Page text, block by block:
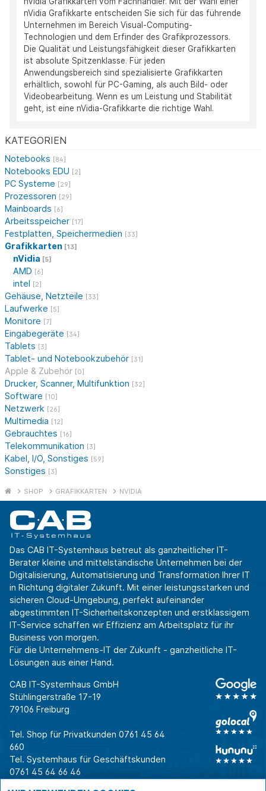
KATEGORIEN
Notebooks [84]
Notebooks EDU [2]
PC Systeme [29]
Prozessoren [29]
Mainboards [6]
Arbeitsspeicher [17]
Festplatten, Speichermedien [33]
Grafikkarten [13]
nVidia [5]
AMD [6]
intel [2]
Gehäuse, Netzteile [33]
Laufwerke [5]
Monitore [7]
Eingabegeräte [34]
Tablets [3]
Tablet- und Notebookzubehör [31]
Apple & Zubehör [0]
Drucker, Scanner, Multifunktion [32]
Software [10]
Netzwerk [26]
Multimedia [12]
Gebrauchtes [16]
Telekommunikation [3]
Kabel, I/O, Sonstiges [59]
Sonstiges [3]
nVidia Grafikkarte entscheiden Sie sich für das führende
Unternehmen im Bereich Visual-Computing-
Technologien und dem Erfinder des Grafikprozessors.
Die Qualität und Leistungsfähigkeit dieser Grafikkarten
ist absolute Spitzenklasse. Für jeden
Anwendungsbereich sind spezialisierte Grafikkarten
erhältlich, sowohl für PC-Gaming, als auch Bild- oder
Videobearbeitung. Wenn es um Leistung und Stabilität
geht, ist eine nVidia-Grafikkarte die richtige Wahl.
SHOP GRAFIKKARTEN NVIDIA
Das CAB IT-Systemhaus betreut als ganzheitlicher IT-
Berater kleine und mittelständische Unternehmen bei der
Digitalisierung, Automatisierung und Transformation Ihrer IT
in Richtung digitaler Zukunft. Mit einer leistungsstarken und
sicheren Cloud-Umgebung, perfekt aufeinander
abgestimmten IT-Sicherheitskonzepten und erstklassigem
IT-Service schaffen wir Effizienz am Arbeitsplatz für ihr
Business von morgen.
Für die Unternehmens-IT der Zukunft - ganzheitliche IT-
Lösungen aus einer Hand.
CAB IT-Systemhaus GmbH
Stühlingerstraße 17-19
79106 Freiburg
Tel. Shop für Privatkunden 0761 45 64
660
Tel. Systemhaus für Geschäftskunden
0761 45 64 66 46
Warum CAB
IT für